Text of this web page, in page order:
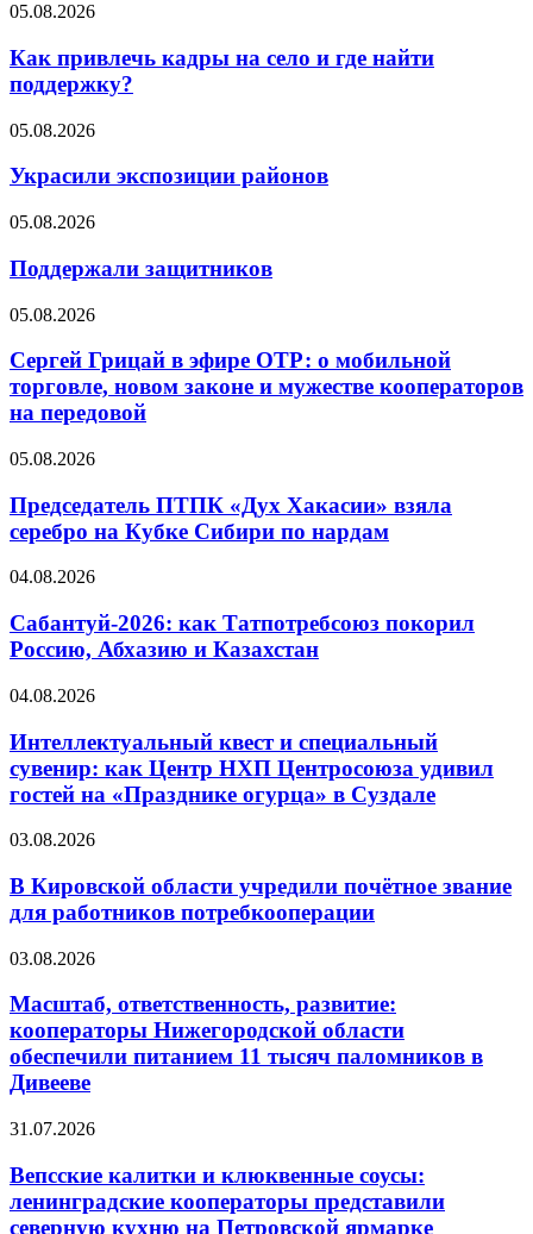
05.08.2026
Как привлечь кадры на село и где найти
поддержку?
05.08.2026
Украсили экспозиции районов
05.08.2026
Поддержали защитников
05.08.2026
Сергей Грицай в эфире ОТР: о мобильной
торговле, новом законе и мужестве кооператоров
на передовой
05.08.2026
Председатель ПТПК «Дух Хакасии» взяла
серебро на Кубке Сибири по нардам
04.08.2026
Сабантуй-2026: как Татпотребсоюз покорил
Россию, Абхазию и Казахстан
04.08.2026
Интеллектуальный квест и специальный
сувенир: как Центр НХП Центросоюза удивил
гостей на «Празднике огурца» в Суздале
03.08.2026
В Кировской области учредили почётное звание
для работников потребкооперации
03.08.2026
Масштаб, ответственность, развитие:
кооператоры Нижегородской области
обеспечили питанием 11 тысяч паломников в
Дивееве
31.07.2026
Вепсские калитки и клюквенные соусы:
ленинградские кооператоры представили
северную кухню на Петровской ярмарке